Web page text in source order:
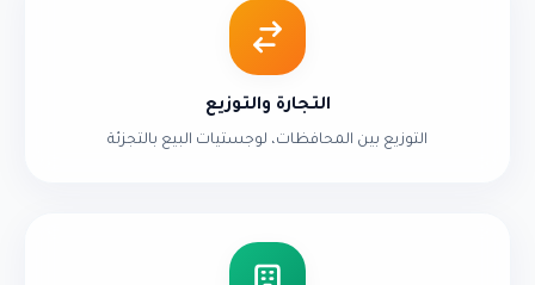
التجارة والتوزيع
التوزيع بين المحافظات، لوجستيات البيع بالتجزئة